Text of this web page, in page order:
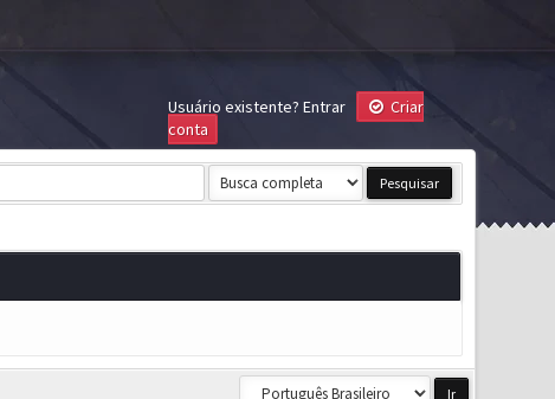
Usuário existente? Entrar
Criar
conta